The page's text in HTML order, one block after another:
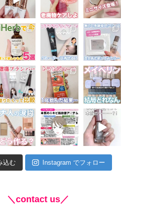
込む Instagram でフォロー
＼contact us／